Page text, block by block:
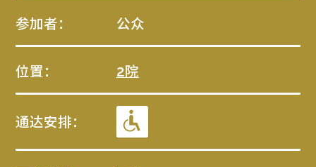
参加者： 公众
位置： 2院
通达安排：